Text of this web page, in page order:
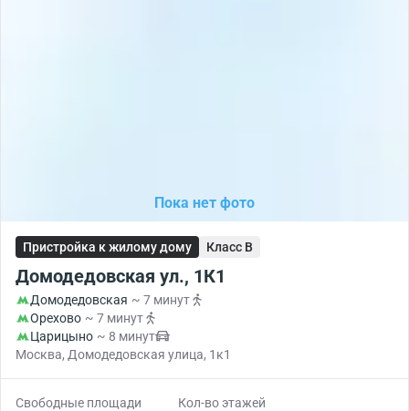
Пока нет фото
Пристройка к жилому дому Класс B
Домодедовская ул., 1К1
Домодедовская ~ 7 минут
Орехово ~ 7 минут
Царицыно ~ 8 минут
Москва, Домодедовская улица, 1к1
Свободные площади
Кол-во этажей